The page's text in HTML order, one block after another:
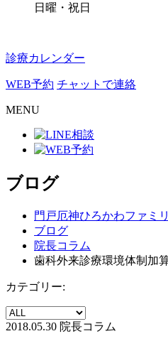
日曜・祝日
診療カレンダー
WEB予約 チャットで連絡
MENU
ブログ
門戸厄神ひろかわファミ
ブログ
院長コラム
歯科外来診療環境体制加
カテゴリー:
2018.05.30 院長コラム